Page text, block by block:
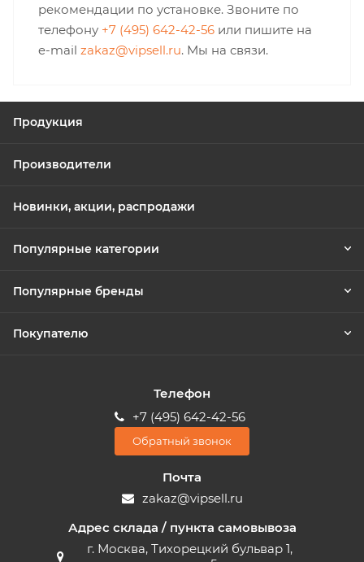
рекомендации по установке. Звоните по
телефону +7 (495) 642-42-56 или пишите на
e-mail zakaz@vipsell.ru. Мы на связи.
Продукция
Производители
Новинки, акции, распродажи
Популярные категории
Популярные бренды
Покупателю
Телефон
+7 (495) 642-42-56
Обратный звонок
Почта
zakaz@vipsell.ru
Адрес склада / пункта самовывоза
г. Москва, Тихорецкий бульвар 1,